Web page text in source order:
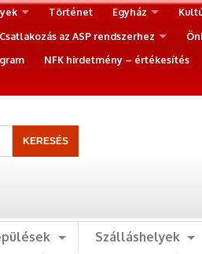
Történet Egyház
Csatlakozás az ASP rendszerhez
NFK hirdetmény – értékesítés
Szálláshelyek